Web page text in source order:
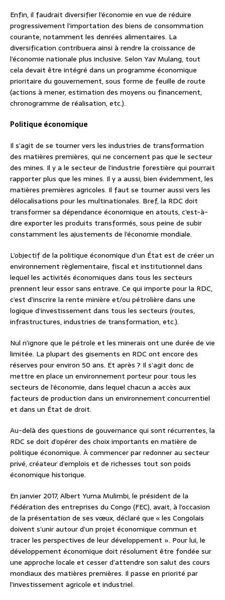
Enfin, il faudrait diversifier l’économie en vue de réduire
progressivement l’importation des biens de consommation
courante, notamment les denrées alimentaires. La
diversification contribuera ainsi à rendre la croissance de
l’économie nationale plus inclusive. Selon Yav Mulang, tout
cela devait être intégré dans un programme économique
prioritaire du gouvernement, sous forme de feuille de route
(actions à mener, estimation des moyens ou financement,
chronogramme de réalisation, etc.).
Politique économique
Il s’agit de se tourner vers les industries de transformation
des matières premières, qui ne concernent pas que le secteur
des mines. Il y a le secteur de l’industrie forestière qui pourrait
rapporter plus que les mines. Il y a aussi, bien évidemment, les
matières premières agricoles. Il faut se tourner aussi vers les
délocalisations pour les multinationales. Bref, la RDC doit
transformer sa dépendance économique en atouts, c’est-à-
dire exporter les produits transformés, sous peine de subir
constamment les ajustements de l’économie mondiale.
L’objectif de la politique économique d’un État est de créer un
environnement règlementaire, fiscal et institutionnel dans
lequel les activités économiques dans tous les secteurs
prennent leur essor sans entrave. Ce qui importe pour la RDC,
c’est d’inscrire la rente minière et/ou pétrolière dans une
logique d’investissement dans tous les secteurs (routes,
infrastructures, industries de transformation, etc.).
Nul n’ignore que le pétrole et les minerais ont une durée de vie
limitée. La plupart des gisements en RDC ont encore des
réserves pour environ 50 ans. Et après ? Il s’agit donc de
mettre en place un environnement porteur pour tous les
secteurs de l’économie, dans lequel chacun a accès aux
facteurs de production dans un environnement concurrentiel
et dans un État de droit.
Au-delà des questions de gouvernance qui sont récurrentes, la
RDC se doit d’opérer des choix importants en matière de
politique économique. À commencer par redonner au secteur
privé, créateur d’emplois et de richesses tout son poids
économique historique.
En janvier 2017, Albert Yuma Mulimbi, le président de la
Fédération des entreprises du Congo (FEC), avait, à l’occasion
de la présentation de ses vœux, déclaré que « les Congolais
doivent s’unir autour d’un projet économique commun et
tracer les perspectives de leur développement ». Pour lui, le
développement économique doit résolument être fondée sur
une approche locale et cesser d’attendre son salut des cours
mondiaux des matières premières. Il passe en priorité par
l’investissement agricole et industriel.